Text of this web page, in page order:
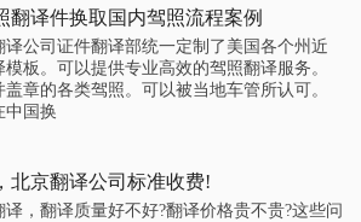
翻译件换取国内驾照流程案例
公司证件翻译部统一定制了美国各个州近
板。可以提供专业高效的驾照翻译服务。
章的各类驾照。可以被当地车管所认可。
中国换
北京翻译公司标准收费!
，翻译质量好不好?翻译价格贵不贵?这些问